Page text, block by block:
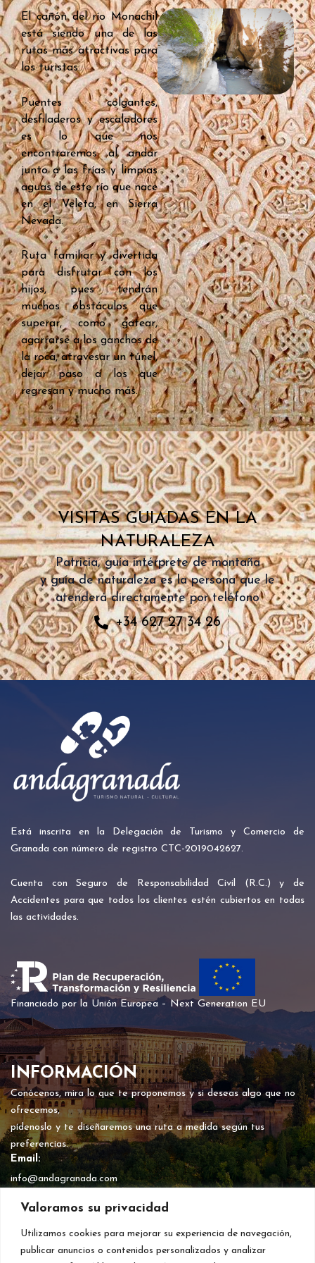
Valoramos su privacidad
Utilizamos cookies para mejorar su experiencia de navegación,
publicar anuncios o contenidos personalizados y analizar
El cañón del río Monachil
está siendo una de las
rutas más atractivas para
los turistas.
Puentes colgantes,
desfiladeros y escaladores
es lo que nos
encontraremos al andar
junto a las frías y limpias
aguas de este río que nace
en el Veleta, en Sierra
Nevada.
Ruta familiar y divertida
para disfrutar con los
hijos, pues tendrán
muchos obstáculos que
superar, como gatear,
agarrarse a los ganchos de
la roca, atravesar un túnel,
dejar paso a los que
regresan y mucho más.
VISITAS GUIADAS EN LA
NATURALEZA
Patricia, guía intérprete de montaña
y guía de naturaleza es la persona que le
atenderá directamente por teléfono
+34 627 27 34 26
Está inscrita en la Delegación de Turismo y Comercio de
Granada con número de registro CTC-2019042627.
Cuenta con Seguro de Responsabilidad Civil (R.C.) y de
Accidentes para que todos los clientes estén cubiertos en todas
las actividades.
Financiado por la Unión Europea – Next Generation EU
INFORMACIÓN
Conócenos, mira lo que te proponemos y si deseas algo que no
ofrecemos,
pídenoslo y te diseñaremos una ruta a medida según tus
preferencias.
Email:
info@andagranada.com
+34 626 345 800
Teléfono - Rutas Naturaleza:
+34 627 273 426